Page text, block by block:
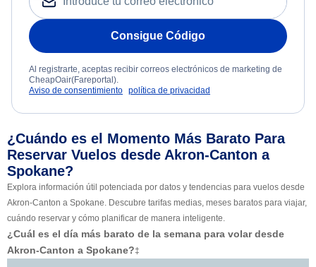
Consigue Código
Al registrarte, aceptas recibir correos electrónicos de marketing de
CheapOair(Fareportal).
Aviso de consentimiento política de privacidad
¿Cuándo es el Momento Más Barato Para
Reservar Vuelos desde Akron-Canton a
Spokane?
Explora información útil potenciada por datos y tendencias para vuelos desde
Akron-Canton a Spokane. Descubre tarifas medias, meses baratos para viajar,
cuándo reservar y cómo planificar de manera inteligente.
¿Cuál es el día más barato de la semana para volar desde
Akron-Canton a Spokane?‡